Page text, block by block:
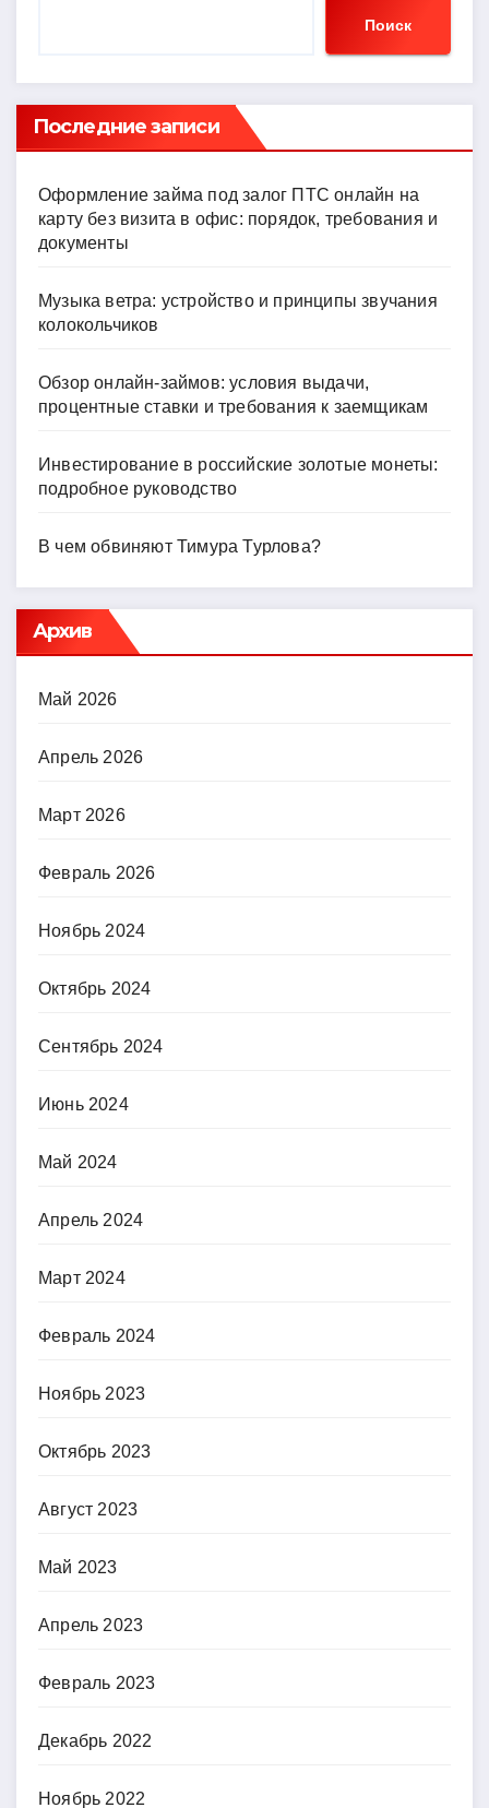
Поиск
Последние записи
Оформление займа под залог ПТС онлайн на
карту без визита в офис: порядок, требования и
документы
Музыка ветра: устройство и принципы звучания
колокольчиков
Обзор онлайн-займов: условия выдачи,
процентные ставки и требования к заемщикам
Инвестирование в российские золотые монеты:
подробное руководство
В чем обвиняют Тимура Турлова?
Архив
Май 2026
Апрель 2026
Март 2026
Февраль 2026
Ноябрь 2024
Октябрь 2024
Сентябрь 2024
Июнь 2024
Май 2024
Апрель 2024
Март 2024
Февраль 2024
Ноябрь 2023
Октябрь 2023
Август 2023
Май 2023
Апрель 2023
Февраль 2023
Декабрь 2022
Ноябрь 2022